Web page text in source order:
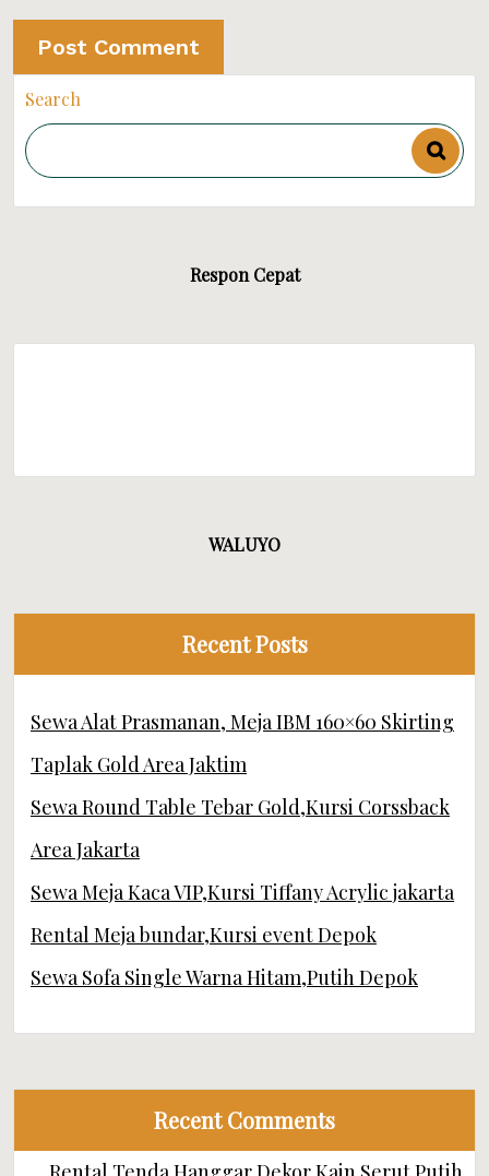
Search
Respon Cepat
Recent Posts
Sewa Alat Prasmanan, Meja IBM 160×60 Skirting
Taplak Gold Area Jaktim
Sewa Round Table Tebar Gold,Kursi Corssback
Area Jakarta
Sewa Meja Kaca VIP,Kursi Tiffany Acrylic jakarta
Rental Meja bundar,Kursi event Depok
Sewa Sofa Single Warna Hitam,Putih Depok
Recent Comments
Rental Tenda Hanggar Dekor Kain Serut Putih
Hijau Jaksel – Spesialis Jasa Dekorasi Wedding
di Jakarta